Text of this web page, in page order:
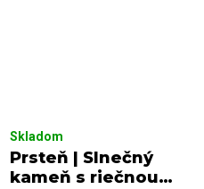
Prsteň | Slnečný
kameň s riečnou
Skladom